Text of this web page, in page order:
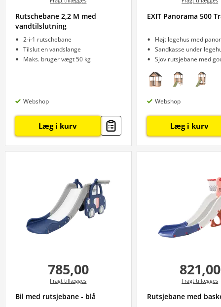
Rutschebane 2,2 M med
vandtilslutning
2-i-1 rutschebane
Tilslut en vandslange
Maks. bruger vægt 50 kg
Webshop
Læg i kurv
EXIT Panorama 500
Højt legehus med
Sandkasse under
Sjov rutsjebane med
Webshop
Læg i kurv
785,00
Fragt tillægges
Bil med rutsjebane - blå
821,00
Fragt tillægges
Rutsjebane med